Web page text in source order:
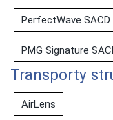
PerfectWave
PMG Signature
Transporty
AirLens